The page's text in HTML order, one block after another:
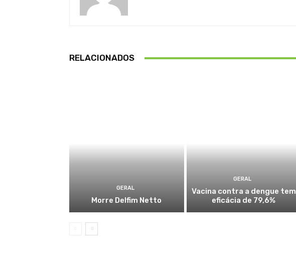
RELACIONADOS
GERAL
Morre Delfim Netto
GERAL
Vacina contra a dengue tem
eficácia de 79,6%